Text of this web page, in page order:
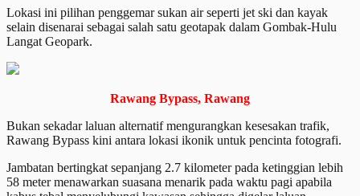
Lokasi ini pilihan penggemar sukan air seperti jet ski dan kayak
selain disenarai sebagai salah satu geotapak dalam Gombak-Hulu
Langat Geopark.
Rawang Bypass, Rawang
Bukan sekadar laluan alternatif mengurangkan kesesakan trafik,
Rawang Bypass kini antara lokasi ikonik untuk pencinta fotografi.
Jambatan bertingkat sepanjang 2.7 kilometer pada ketinggian lebih
58 meter menawarkan suasana menarik pada waktu pagi apabila